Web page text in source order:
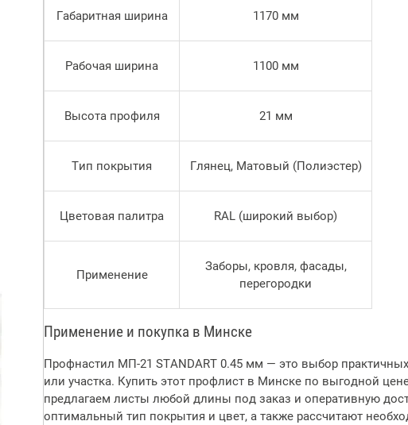
Габаритная ширина 1170 мм
Рабочая ширина 1100 мм
Высота профиля 21 мм
Тип покрытия Глянец, Матовый (Полиэстер)
Цветовая палитра RAL (широкий выбор)
Применение
Заборы, кровля, фасады,
перегородки
Применение и покупка в Минске
Профнастил МП-21 STANDART 0.45 мм — это выбор
или участка. Купить этот профлист в Минске по выгодной
предлагаем листы любой длины под заказ и оперативную
оптимальный тип покрытия и цвет, а также рассчитают